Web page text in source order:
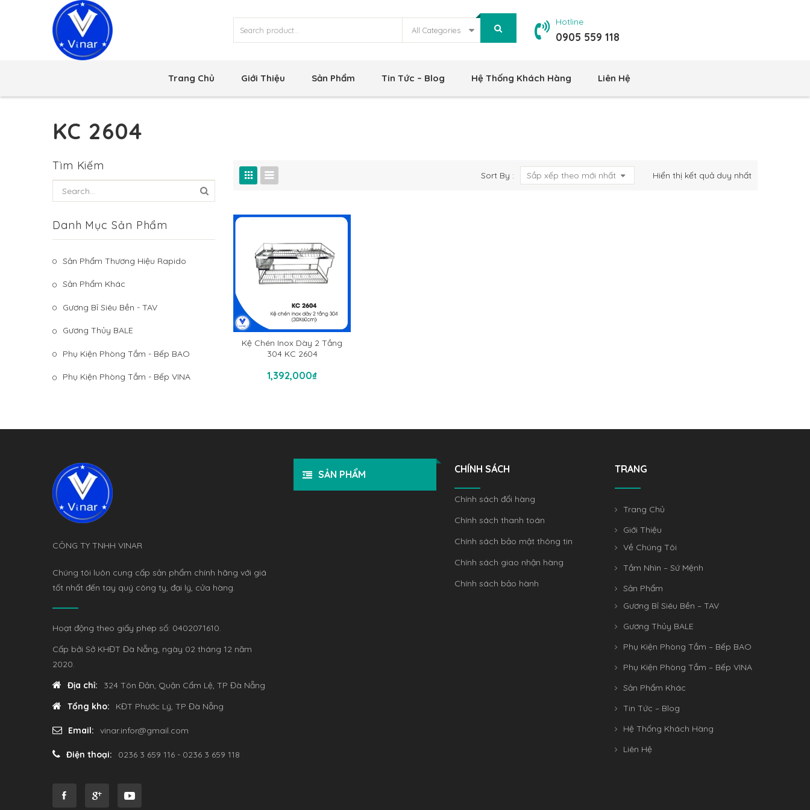
All Categories
Hotline
0905 559 118
Trang Chủ Giới Thiệu Sản Phẩm Tin Tức – Blog Hệ Thống Khách Hàng Liên Hệ
KC 2604
Tìm Kiếm
Danh Mục Sản Phẩm
Sản Phẩm Thương Hiệu Rapido
Sản Phẩm Khác
Gương Bỉ Siêu Bền - TAV
Gương Thủy BALE
Phụ Kiện Phòng Tắm - Bếp BAO
Phụ Kiện Phòng Tắm - Bếp VINA
Hiển thị kết quả duy nhất
Sort By : Sắp xếp theo mới nhất
Kệ Chén Inox Dày 2 Tầng
304 KC 2604
1,392,000₫
Thêm Vào Giỏ Hàng
CÔNG TY TNHH VINAR
Chúng tôi luôn cung cấp sản phẩm chính hãng với giá
tốt nhất đến tay quý công ty, đại lý, cửa hàng.
Hoạt động theo giấy phép số: 0402071610.
Cấp bởi Sở KHĐT Đà Nẵng, ngày 02 tháng 12 năm
2020.
Địa chỉ:
324 Tôn Đản, Quận Cẩm Lệ, TP Đà Nẵng
Tổng kho:
KĐT Phước Lý, TP Đà Nẵng
Email: vinar.infor@gmail.com
Điện thoại: 0236 3 659 116 - 0236 3 659 118
SẢN PHẨM CHÍNH SÁCH
Chính sách đổi hàng
Chính sách thanh toán
Chính sách bảo mật thông tin
Chính sách giao nhận hàng
Chính sách bảo hành
TRANG
Trang Chủ
Giới Thiệu
Về Chúng Tôi
Tầm Nhìn – Sứ Mệnh
Sản Phẩm
Gương Bỉ Siêu Bền – TAV
Gương Thủy BALE
Phụ Kiện Phòng Tắm – Bếp BAO
Phụ Kiện Phòng Tắm – Bếp VINA
Sản Phẩm Khác
Tin Tức – Blog
Hệ Thống Khách Hàng
Liên Hệ